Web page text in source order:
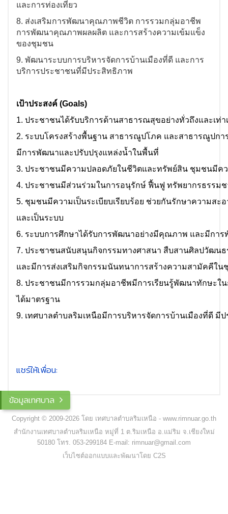
ข้อมูลเทศบาล
และการท่องเที่ยว
8. ส่งเสริมการพัฒนาคุณภาพชีวิต การรวมกลุ่มอาชีพ
การพัฒนาคุณภาพผลผลิต และการสร้างความเข้มแข็ง
ของชุมชน
9. พัฒนาระบบการบริหารจัดการบ้านเมืองที่ดี และการ
บริการประชาชนที่มีประสิทธิภาพ
เป้าประสงค์ (Goals)
1. ประชาชนได้รับบริการด้านสาธารณสุขอย่างทั่วถึงและเท่
2. ระบบโครงสร้างพื้นฐาน สาธารณูปโภค และสาธารณูปก
มีการพัฒนาและปรับปรุงแหล่งน้ำในพื้นที่
3. ประชาชนมีความปลอดภัยในชีวิตและทรัพย์สิน ชุมชนมีค
4. ประชาชนมีส่วนร่วมในการอนุรักษ์ ฟื้นฟู ทรัพยากรธรรม
5. ชุมชนมีความเป็นระเบียบเรียบร้อย ช่วยกันรักษาความส
และเป็นระบบ
6. ระบบการศึกษาได้รับการพัฒนาอย่างมีคุณภาพ และมีกา
7. ประชาชนสนับสนุนกิจกรรมทางศาสนา สืบสานศิลปวัฒน
และมีการส่งเสริมกิจกรรมนันทนาการสร้างความสามัคคีใน
8. ประชาชนมีการรวมกลุ่มอาชีพมีการเรียนรู้พัฒนาทักษะใ
ได้มาตรฐาน
9. เทศบาลตำบลริมเหนือมีการบริหารจัดการบ้านเมืองที่ดี
แชร์ให้เพื่อน:
Copyright © 2009-2026 โดย เทศบาลตำบลริมเหนือ - www.rimnuar.go.th
สำนักงานเทศบาลตำบลริมเหนือ หมู่ที่ 1 ต.ริมเหนือ อ.แม่ริม จ.เชียงใหม่
50180 โทร. 053-299184 E-mail: rimnuar@gmail.com
เว็บไซต์ออกแบบและพัฒนาโดย C2S